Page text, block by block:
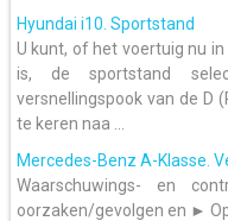
Hyundai i10. Sportstand
U kunt, of het voertuig nu
is, de sportstand
versnellingspook van de D
te keren naa ...
Mercedes-Benz A-Klasse.
Waarschuwings- en
oorzaken/gevolgen en ►